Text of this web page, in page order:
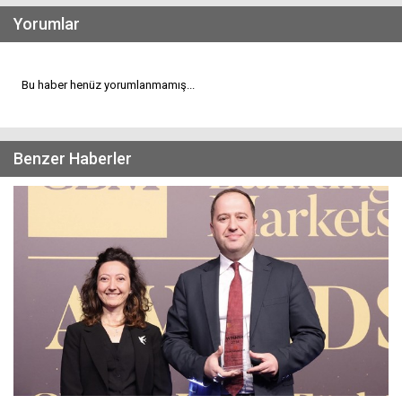
Yorumlar
Bu haber henüz yorumlanmamış...
Benzer Haberler